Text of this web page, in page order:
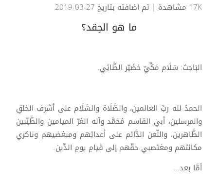
17K مشاهدة | تم اضافته بتاريخ 27-03-2019
ما هو الحِقد؟
البَاحِث: سَلَام مَكِّيّ خضَيّر الطَّائِي.
الحمدُ لله ربِّ العالمين، والصَّلَاة والسَّلَام على أشرف الخلقِ
والمرسلين، أبي القاسم مُحَمَّد وآله الغرّ الميامين والطَّيِّبين
الطَّاهرين، واللّعن الدَّائم على أعدائِهم ومبغضيهم وناكري
مكانتهم ومغتصبي حقّهم إلى قيامِ يومِ الدِّين.
أمَّا بعد...